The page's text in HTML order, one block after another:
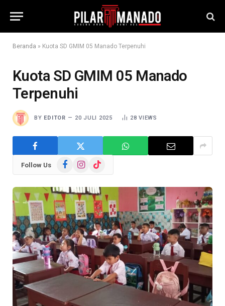
Beranda » Kuota SD GMIM 05 Manado Terpenuhi
Kuota SD GMIM 05 Manado
Terpenuhi
BY EDITOR 20 JULI 2025 28VIEWS
Follow Us FacebookInstagram
TikTok